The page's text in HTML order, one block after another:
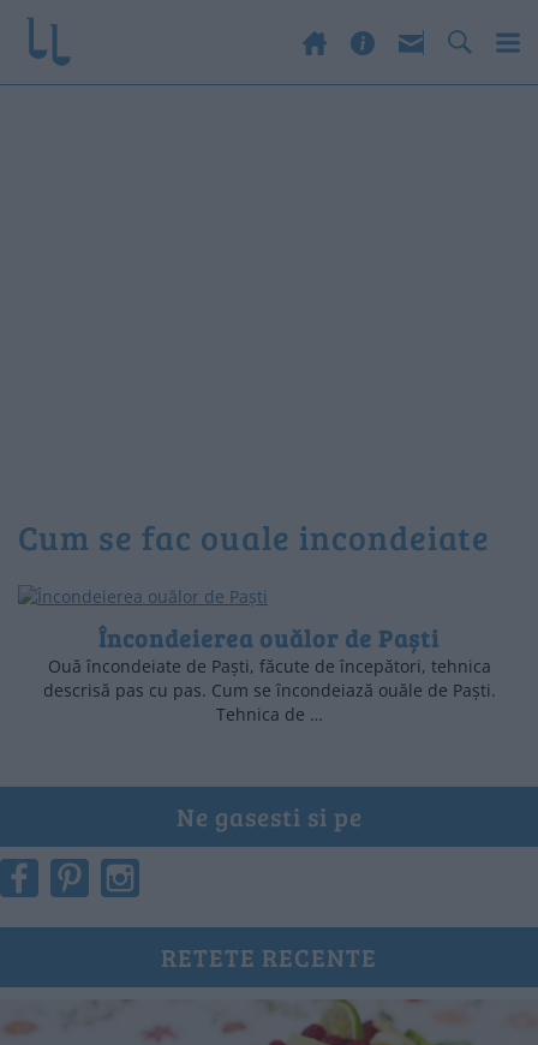
cum se fac ouale incondeiate
Încondeierea ouălor de Paști
Ouă încondeiate de Paști, făcute de începători, tehnica
descrisă pas cu pas. Cum se încondeiază ouăle de Paști.
Tehnica de …
Ne gasesti si pe
RETETE RECENTE